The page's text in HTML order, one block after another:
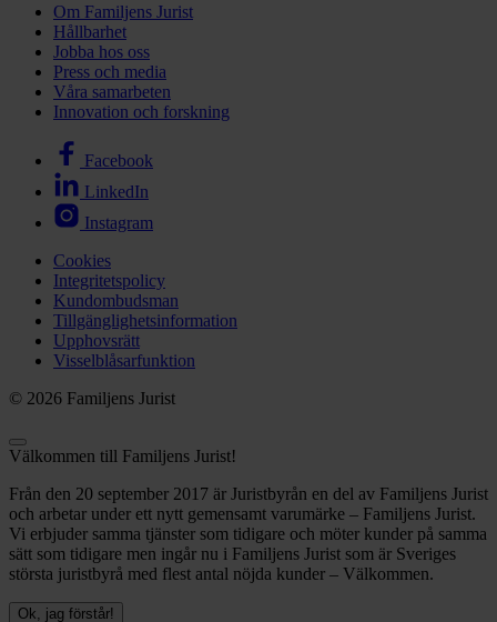
Om Familjens Jurist
Hållbarhet
Jobba hos oss
Press och media
Våra samarbeten
Innovation och forskning
Facebook
LinkedIn
Instagram
Cookies
Integritetspolicy
Kundombudsman
Tillgänglighetsinformation
Upphovsrätt
Visselblåsarfunktion
© 2026 Familjens Jurist
Välkommen till Familjens Jurist!
Från den 20 september 2017 är Juristbyrån en del av Familjens Jurist
och arbetar under ett nytt gemensamt varumärke – Familjens Jurist.
Vi erbjuder samma tjänster som tidigare och möter kunder på samma
sätt som tidigare men ingår nu i Familjens Jurist som är Sveriges
största juristbyrå med flest antal nöjda kunder – Välkommen.
Ok, jag förstår!